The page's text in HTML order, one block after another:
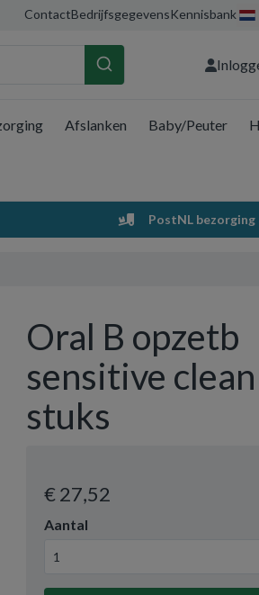
ContactBedrijfsgegevensKennisbank
Winkelwagen
Uw winkelwagen is
Vul hem met producten.
Afslanken Baby/Peuter
PostNL
Oral B opzetb
sensitive
stuks
€ 27,52
Aantal